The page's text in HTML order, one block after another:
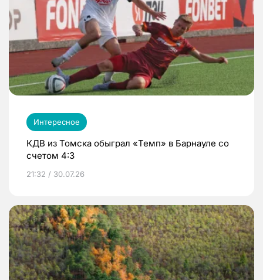
Интересное
КДВ из Томска обыграл «Темп» в Барнауле со
счетом 4:3
21:32 / 30.07.26